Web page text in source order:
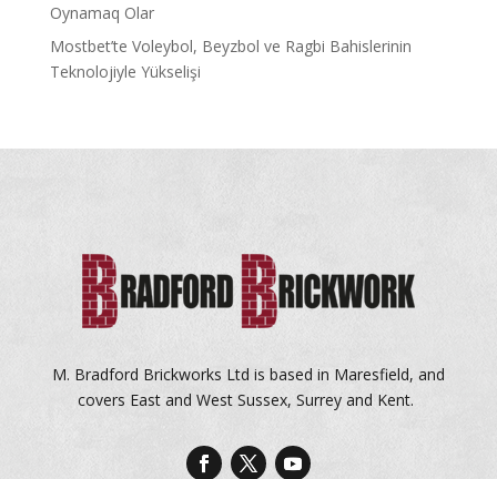
Oynamaq Olar
Mostbet’te Voleybol, Beyzbol ve Ragbi Bahislerinin
Teknolojiyle Yükselişi
M. Bradford Brickworks Ltd is based in Maresfield, and
covers East and West Sussex, Surrey and Kent.